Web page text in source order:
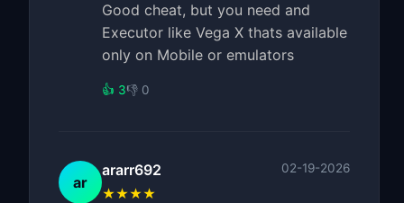
Good cheat, but you need and
Executor like Vega X thats available
only on Mobile or emulators
👍 3👎 0
ar
ararr692 02-19-2026
★★★★